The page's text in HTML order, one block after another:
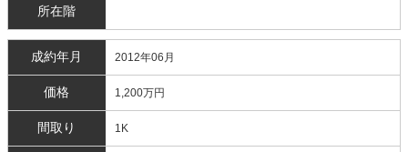
所在階
成約年月 2012年06月
価格 1,200万円
間取り 1K